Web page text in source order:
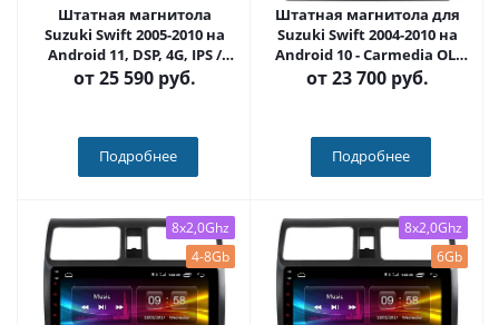
Штатная магнитола
Suzuki Swift 2005-2010 на
Android 11, DSP, 4G, IPS /
QLED 2K, Carplay - Cardrox
CD-4039
от25 590 руб.
Подробнее
Штатная магнитола для
Suzuki Swift 2004-2010 на
Android 10 - Carmedia OL-
1622-IJ
от23 700 руб.
Подробнее
8x2,0Ghz
4-8Gb
8x2,0Ghz
6Gb